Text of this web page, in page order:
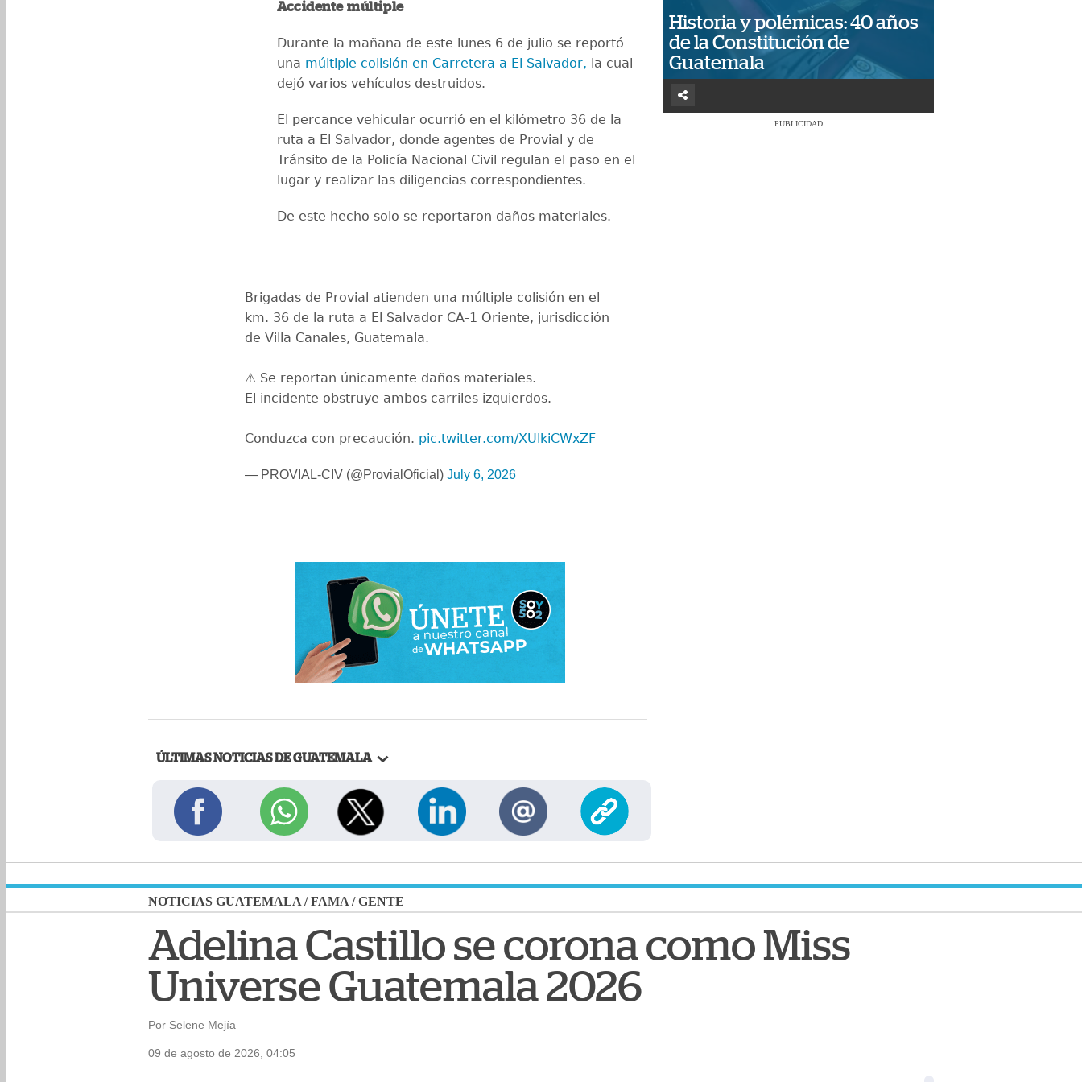
Accidente múltiple
Durante la mañana de este lunes 6 de julio se reportó
una múltiple colisión en Carretera a El Salvador, la cual
dejó varios vehículos destruidos.
El percance vehicular ocurrió en el kilómetro 36 de la
ruta a El Salvador, donde agentes de Provial y de
Tránsito de la Policía Nacional Civil regulan el paso en el
lugar y realizar las diligencias correspondientes.
De este hecho solo se reportaron daños materiales.
Brigadas de Provial atienden una múltiple colisión en el
km. 36 de la ruta a El Salvador CA-1 Oriente, jurisdicción
de Villa Canales, Guatemala.
⚠️ Se reportan únicamente daños materiales.
El incidente obstruye ambos carriles izquierdos.
Conduzca con precaución. pic.twitter.com/XUlkiCWxZF
— PROVIAL-CIV (@ProvialOficial) July 6, 2026
ÚLTIMAS NOTICIAS DE GUATEMALA
Historia y polémicas: 40 años
de la Constitución de
Guatemala
PUBLICIDAD
NOTICIAS GUATEMALA /FAMA /GENTE
Adelina Castillo se corona como Miss
Universe Guatemala 2026
Por Selene Mejía
09 de agosto de 2026, 04:05